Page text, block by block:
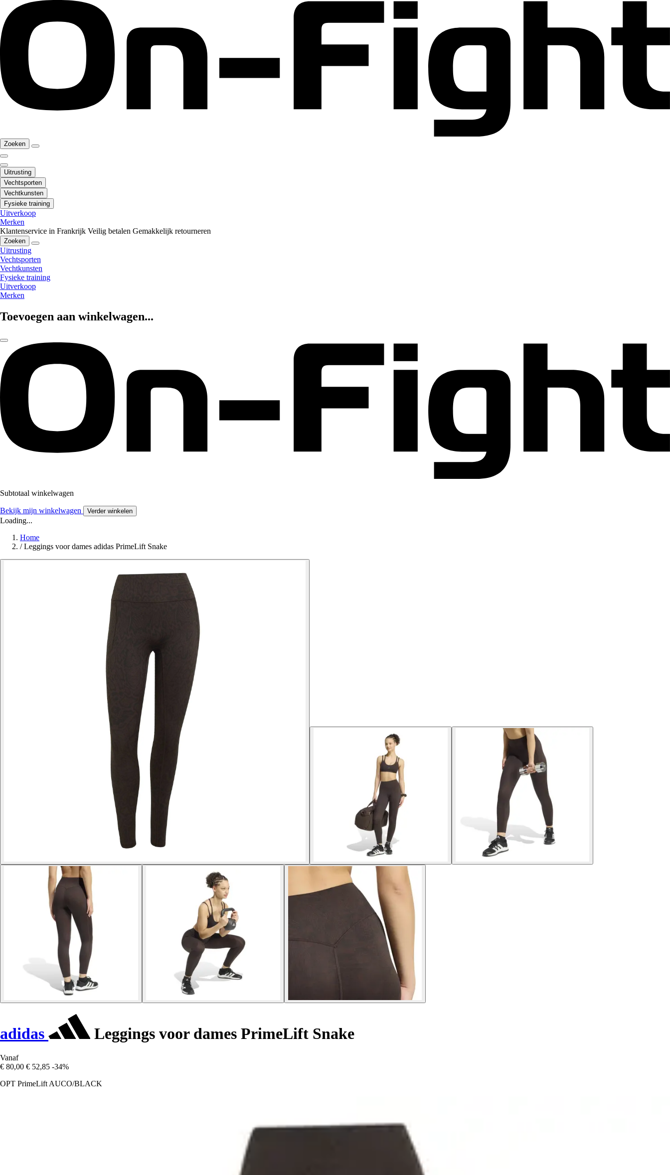
Zoeken
Uitrusting
Vechtsporten
Vechtkunsten
Fysieke training
Uitverkoop
Merken
Klantenservice in Frankrijk Veilig betalen Gemakkelijk retourneren
Zoeken
Uitrusting
Vechtsporten
Vechtkunsten
Fysieke training
Uitverkoop
Merken
Toevoegen aan winkelwagen...
Subtotaal winkelwagen
Bekijk mijn winkelwagen Verder winkelen
Loading...
Home
/ Leggings voor dames adidas PrimeLift Snake
adidas Leggings voor dames PrimeLift Snake
Vanaf
€ 80,00 € 52,85 -34%
OPT PrimeLift AUCO/BLACK